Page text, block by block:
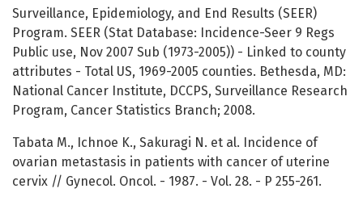
Surveillance, Epidemiology, and End Results (SEER)
Program. SEER (Stat Database: Incidence-Seer 9 Regs
Public use, Nov 2007 Sub (1973-2005)) - Linked to county
attributes - Total US, 1969-2005 counties. Bethesda, MD:
National Cancer Institute, DCCPS, Surveillance Research
Program, Cancer Statistics Branch; 2008.
Tabata M., Ichnoe K., Sakuragi N. et al. Incidence of
ovarian metastasis in patients with cancer of uterine
cervix // Gynecol. Oncol. - 1987. - Vol. 28. - P 255-261.